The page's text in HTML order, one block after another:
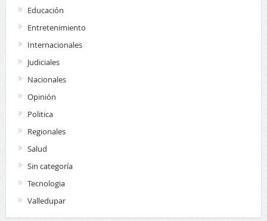
Educación
Entretenimiento
Internacionales
Judiciales
Nacionales
Opinión
Politica
Regionales
Salud
Sin categoría
Tecnologia
Valledupar